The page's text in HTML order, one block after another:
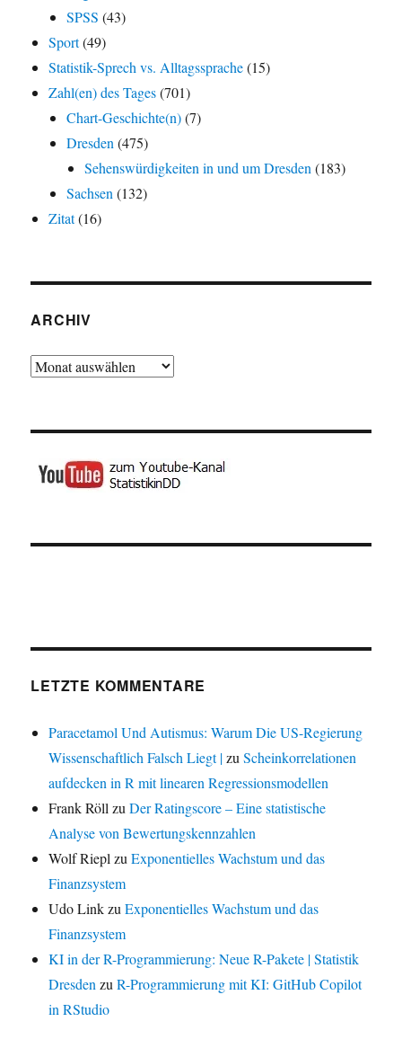
SPSS (43)
Sport(49)
Statistik-Sprech vs. Alltagssprache(15)
Zahl(en) des Tages(701)
Chart-Geschichte(n)(7)
Dresden (475)
Sehenswürdigkeiten in und um Dresden (183)
Sachsen (132)
Zitat(16)
ARCHIV
Archiv
LETZTE KOMMENTARE
Paracetamol Und Autismus: Warum Die US-Regierung
Wissenschaftlich Falsch Liegt |zuScheinkorrelationen
aufdecken in R mit linearen Regressionsmodellen
Frank Röll zuDer Ratingscore – Eine statistische
Analyse von Bewertungskennzahlen
Wolf Riepl zuExponentielles Wachstum und das
Finanzsystem
Udo LinkzuExponentielles Wachstum und das
Finanzsystem
KI in der R-Programmierung: Neue R-Pakete | Statistik
Dresden zuR-Programmierung mit KI: GitHub Copilot
in RStudio